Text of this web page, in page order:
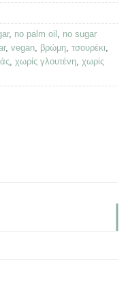
, no palm oil , no sugar
, vegan, βρώμη, τσουρέκι,
, χωρίς γλουτένη, χωρίς